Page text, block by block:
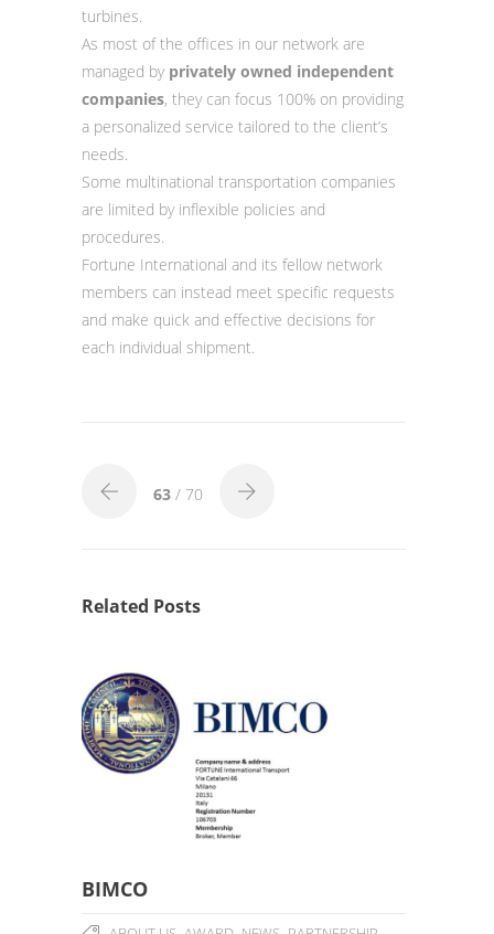
turbines.
As most of the offices in our network are
managed by privately owned independent
companies, they can focus 100% on providing
a personalized service tailored to the client’s
needs.
Some multinational transportation companies
are limited by inflexible policies and
procedures.
Fortune International and its fellow network
members can instead meet specific requests
and make quick and effective decisions for
each individual shipment.
63 / 70
Related Posts
BIMCO